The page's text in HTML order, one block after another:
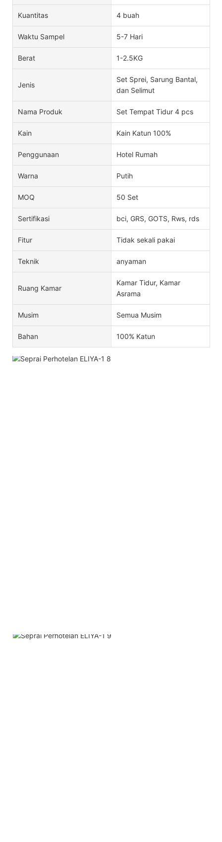
Kuantitas 4 buah
Waktu Sampel 5-7 Hari
Berat 1-2.5KG
Jenis
Set Sprei, Sarung Bantal,
dan Selimut
Nama Produk Set Tempat Tidur 4 pcs
Kain Kain Katun 100%
Penggunaan Hotel Rumah
Warna Putih
MOQ 50 Set
Sertifikasi bci, GRS, GOTS, Rws, rds
Fitur Tidak sekali pakai
Teknik anyaman
Ruang Kamar
Kamar Tidur, Kamar
Asrama
Musim Semua Musim
Bahan 100% Katun